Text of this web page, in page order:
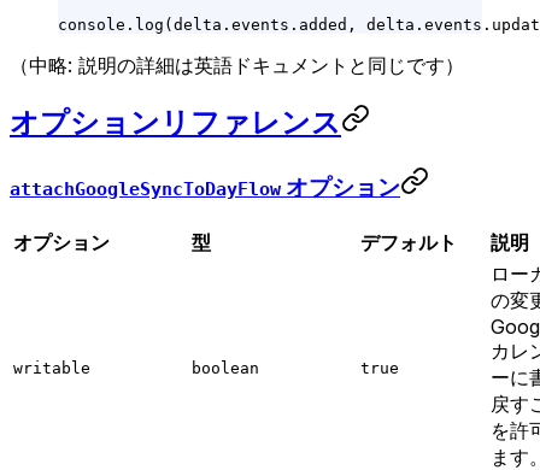
console. log (delta.events.added,
（中略: 説明の詳細は英語ドキュメントと同じです）
オプションリファレンス
attachGoogleSyncToDayFlow オプション
オプション 型 デフォルト 説明
writable boolean true
ロー
の変
カレ
ーに
戻す
を許
ます